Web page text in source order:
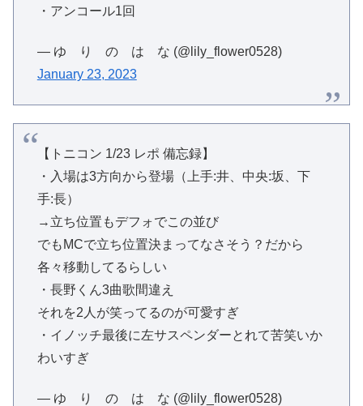
・アンコール1回
— ゆ り の は な (@lily_flower0528)
January 23, 2023
【トニコン 1/23 レポ 備忘録】
・入場は3方向から登場（上手:井、中央:坂、下
手:長）
→立ち位置もデフォでこの並び
でもMCで立ち位置決まってなさそう？だから
各々移動してるらしい
・長野くん3曲歌間違え
それを2人が笑ってるのが可愛すぎ
・イノッチ最後に左サスペンダーとれて苦笑いか
わいすぎ
— ゆ り の は な (@lily_flower0528)